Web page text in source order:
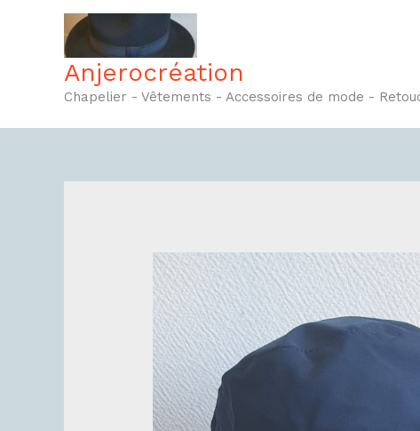
Anjerocréation
Chapelier - Vêtements - Accessoires de mode -